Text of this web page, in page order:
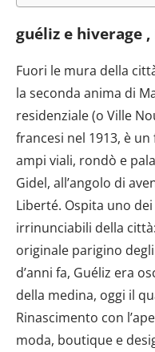
guéliz e hiverage
Fuori le mura della
la seconda anima di
residenziale (o Ville
francesi nel 1913, è
ampi viali, rondò e
Gidel, all’angolo di
Liberté. Ospita uno
irrinunciabili della
originale parigino degli
d’anni fa, Guéliz era
della medina, oggi il
Rinascimento con
moda, boutique e